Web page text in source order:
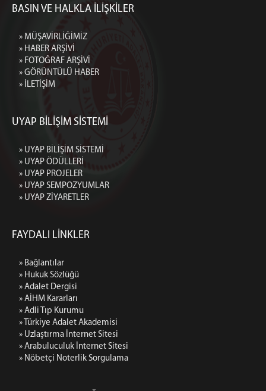
BASIN VE HALKLA İLİŞKİLER
» MÜŞAVİRLİĞİMİZ
» HABER ARŞİVİ
» FOTOĞRAF ARŞİVİ
» GÖRÜNTÜLÜ HABER
» İLETİŞİM
UYAP BİLİŞİM SİSTEMİ
» UYAP BİLİŞİM SİSTEMİ
» UYAP ÖDÜLLERİ
» UYAP PROJELER
» UYAP SEMPOZYUMLAR
» UYAP ZİYARETLER
FAYDALI LİNKLER
» Bağlantılar
» Hukuk Sözlüğü
» Adalet Dergisi
» AİHM Kararları
» Adli Tıp Kurumu
» Türkiye Adalet Akademisi
» Uzlaştırma İnternet Sitesi
» Arabuluculuk İnternet Sitesi
» Nöbetçi Noterlik Sorgulama